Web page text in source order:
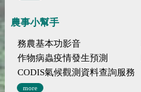
農事小幫手
務農基本功影音
作物病蟲疫情發生預測
CODIS氣候觀測資料查詢服務
more